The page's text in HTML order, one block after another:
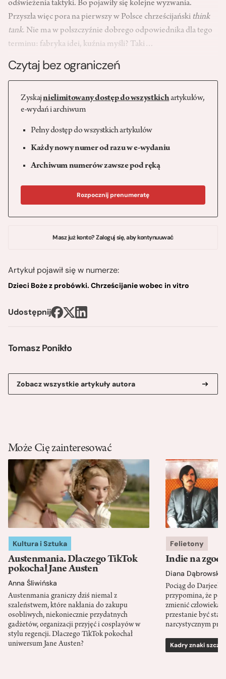
Tomasz Ponikło
Zobacz wszystkie artykuły autora
odświeżenia taktyki. Bo pojawiły się kolejne wyzwania.
Przyszła więc pora na pierwszy w Polsce chrześcijański think
tank. Nie ma w polszczyźnie dobrego odpowiednika dla tego
terminu: fabryka idei, kuźnia myśli? Taki…
Czytaj bez ograniczeń
Zyskajnielimitowany dostęp do wszystkichartykułów,
e-wydań i archiwum
Pełny dostęp do wszystkich artykułów
Każdy nowy numer od razu w e-wydaniu
Archiwum numerów zawsze pod ręką
Rozpocznij prenumeratę
Masz już konto? Zaloguj się, aby kontynuuwać
Artykuł pojawił się w numerze:
Dzieci Boże z probówki. Chrześcijanie wobec in vitro
Udostępnij
Może Cię zainteresować
Kultura i Sztuka
Austenmania. Dlaczego TikTok
pokochał Jane Austen
Anna Śliwińska
Austenmania graniczy dziś niemal z
szaleństwem, które nakłania do zakupu
osobliwych, niekoniecznie przydatnych
gadżetów, organizacji przyjęć i cosplayów w
stylu regencji. Dlaczego TikTok pokochał
uniwersum Jane Austen?
Felietony
Indie na
Diana Dąbrowska
Pociąg do
przypomina, że
zmienić człowieka
przestanie być
narcystycznym
Kadry znaki